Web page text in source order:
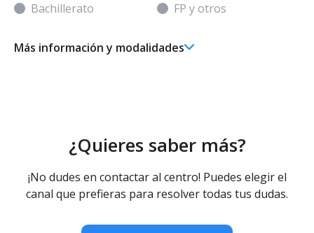
Bachillerato
FP y otros
Más información y modalidades
¿Quieres saber más?
¡No dudes en contactar al centro! Puedes elegir el
canal que prefieras para resolver todas tus dudas.